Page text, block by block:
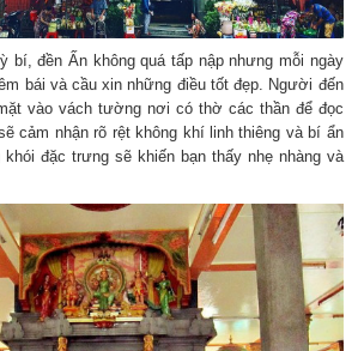
bí, đền Ấn không quá tấp nập nhưng mỗi ngày
bái và cầu xin những điều tốt đẹp. Người đến
vào vách tường nơi có thờ các thần để đọc
cảm nhận rõ rệt không khí linh thiêng và bí ẩn
đặc trưng sẽ khiến bạn thấy nhẹ nhàng và